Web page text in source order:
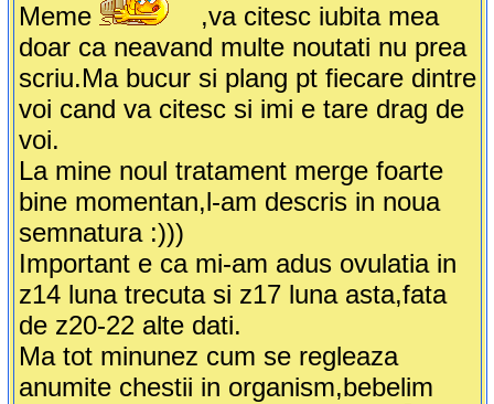
Meme
,va citesc iubita mea
doar ca neavand multe noutati nu prea
scriu.Ma bucur si plang pt fiecare dintre
voi cand va citesc si imi e tare drag de
voi.
La mine noul tratament merge foarte
bine momentan,l-am descris in noua
semnatura :)))
Important e ca mi-am adus ovulatia in
z14 luna trecuta si z17 luna asta,fata
de z20-22 alte dati.
Ma tot minunez cum se regleaza
anumite chestii in organism,bebelim